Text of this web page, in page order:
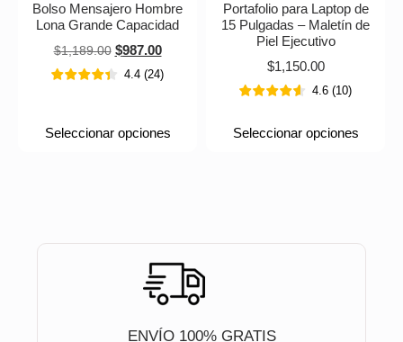
Bolso Mensajero Hombre
Lona Grande Capacidad
$1,189.00 $987.00
4.4 (24)
Seleccionar opciones
Portafolio para Laptop de
15 Pulgadas – Maletín de
Piel Ejecutivo
$1,150.00
4.6 (10)
Seleccionar opciones
ENVÍO 100% GRATIS